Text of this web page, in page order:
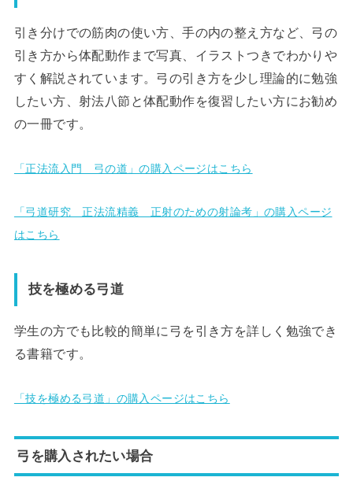
引き分けでの筋肉の使い方、手の内の整え方など、弓の
引き方から体配動作まで写真、イラストつきでわかりや
すく解説されています。弓の引き方を少し理論的に勉強
したい方、射法八節と体配動作を復習したい方にお勧め
の一冊です。
「正法流入門 弓の道」の購入ページはこちら
「弓道研究 正法流精義 正射のための射論考」の購入ページ
はこちら
技を極める弓道
学生の方でも比較的簡単に弓を引き方を詳しく勉強でき
る書籍です。
「技を極める弓道」の購入ページはこちら
弓を購入されたい場合